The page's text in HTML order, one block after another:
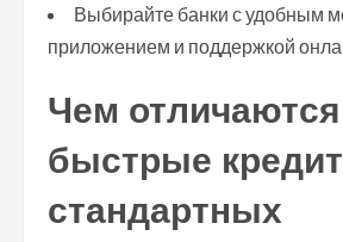
Выбирайте банки с удобным
приложением и поддержкой
Чем отличаются
быстрые
стандартных